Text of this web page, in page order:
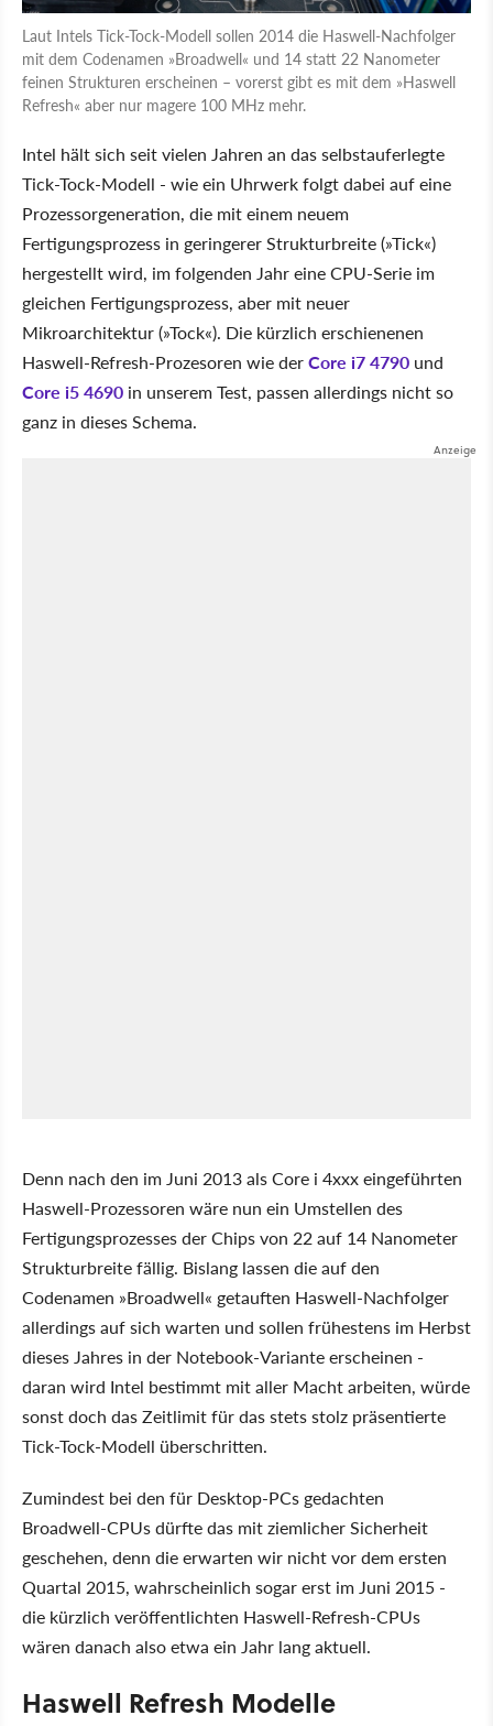
Laut Intels Tick-Tock-Modell sollen 2014 die Haswell-Nachfolger
mit dem Codenamen »Broadwell« und 14 statt 22 Nanometer
feinen Strukturen erscheinen – vorerst gibt es mit dem »Haswell
Refresh« aber nur magere 100 MHz mehr.
Intel hält sich seit vielen Jahren an das selbstauferlegte
Tick-Tock-Modell - wie ein Uhrwerk folgt dabei auf eine
Prozessorgeneration, die mit einem neuem
Fertigungsprozess in geringerer Strukturbreite (»Tick«)
hergestellt wird, im folgenden Jahr eine CPU-Serie im
gleichen Fertigungsprozess, aber mit neuer
Mikroarchitektur (»Tock«). Die kürzlich erschienenen
Haswell-Refresh-Prozesoren wie derCore i7 4790 und
Core i5 4690 in unserem Test, passen allerdings nicht so
ganz in dieses Schema.
Denn nach den im Juni 2013 als Core i 4xxx eingeführten
Haswell-Prozessoren wäre nun ein Umstellen des
Fertigungsprozesses der Chips von 22 auf 14 Nanometer
Strukturbreite fällig. Bislang lassen die auf den
Codenamen »Broadwell« getauften Haswell-Nachfolger
allerdings auf sich warten und sollen frühestens im Herbst
dieses Jahres in der Notebook-Variante erscheinen -
daran wird Intel bestimmt mit aller Macht arbeiten, würde
sonst doch das Zeitlimit für das stets stolz präsentierte
Tick-Tock-Modell überschritten.
Zumindest bei den für Desktop-PCs gedachten
Broadwell-CPUs dürfte das mit ziemlicher Sicherheit
geschehen, denn die erwarten wir nicht vor dem ersten
Quartal 2015, wahrscheinlich sogar erst im Juni 2015 -
die kürzlich veröffentlichten Haswell-Refresh-CPUs
wären danach also etwa ein Jahr lang aktuell.
Haswell Refresh Modelle